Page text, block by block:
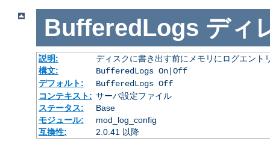
BufferedLogs ディ
説明:
ディスクに書き出す前にメモリにログエント
構文:
BufferedLogs On|Off
デフォルト:
BufferedLogs Off
コンテキスト: サーバ設定ファイル
ステータス:
Base
モジュール:
mod_log_config
互換性:
2.0.41 以降